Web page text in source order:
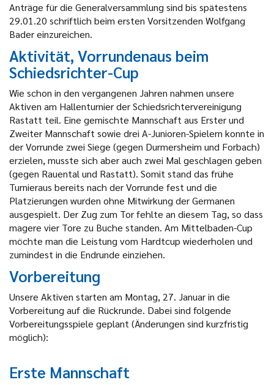
Anträge für die Generalversammlung sind bis spätestens
29.01.20 schriftlich beim ersten Vorsitzenden Wolfgang
Bader einzureichen.
Aktivität, Vorrundenaus beim
Schiedsrichter-Cup
Wie schon in den vergangenen Jahren nahmen unsere
Aktiven am Hallenturnier der Schiedsrichtervereinigung
Rastatt teil. Eine gemischte Mannschaft aus Erster und
Zweiter Mannschaft sowie drei A-Junioren-Spielern konnte in
der Vorrunde zwei Siege (gegen Durmersheim und Forbach)
erzielen, musste sich aber auch zwei Mal geschlagen geben
(gegen Rauental und Rastatt). Somit stand das frühe
Turnieraus bereits nach der Vorrunde fest und die
Platzierungen wurden ohne Mitwirkung der Germanen
ausgespielt. Der Zug zum Tor fehlte an diesem Tag, so dass
magere vier Tore zu Buche standen. Am Mittelbaden-Cup
möchte man die Leistung vom Hardtcup wiederholen und
zumindest in die Endrunde einziehen.
Vorbereitung
Unsere Aktiven starten am Montag, 27. Januar in die
Vorbereitung auf die Rückrunde. Dabei sind folgende
Vorbereitungsspiele geplant (Änderungen sind kurzfristig
möglich):
Erste Mannschaft